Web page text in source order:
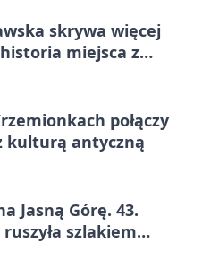
skrywa więcej
miejsca z
połączy
kulturą antyczną
Jasną Górę. 43.
szlakiem